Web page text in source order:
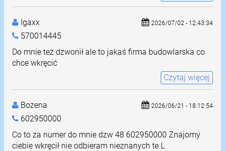
Igaxx
570014445
2026/07/02 - 12:43:34
Do mnie też dzwonił ale to jakaś firma budowlarska co
chce wkręcić
Czytaj więcej
Bozena
602950000
2026/06/21 - 18:12:54
Co to za numer do mnie dzw 48 602950000 Znajomy
ciebie wkręcił nie odbieram nieznanych te L